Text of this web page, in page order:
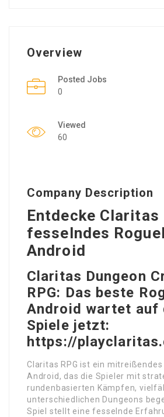
Overview
Posted Jobs
0
Viewed
60
Company Description
Entdecke Claritas
fesselndes
Android
Claritas Dungeon
RPG: Das beste
Android wartet auf
Spiele jetzt:
https://
Claritas RPG ist ein
Android, das die Spieler mit
rundenbasierten Kämpfen,
unterschiedlichen Dungeons
Spiel stellt eine fesselnde